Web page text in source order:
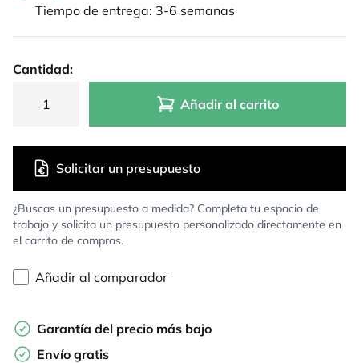
Tiempo de entrega: 3-6 semanas
Cantidad:
Añadir al carrito
¿Buscas un presupuesto a medida? Completa tu espacio de
trabajo y solicita un presupuesto personalizado directamente en
el carrito de compras.
Solicitar un presupuesto
Añadir al comparador
Garantía del precio más bajo
Envío gratis